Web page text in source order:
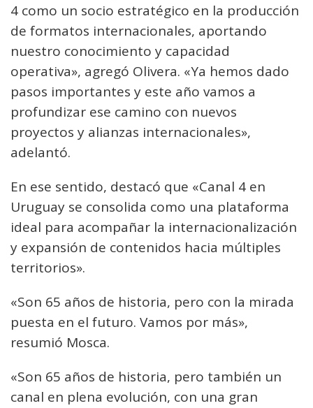
4 como un socio estratégico en la producción
de formatos internacionales, aportando
nuestro conocimiento y capacidad
operativa», agregó Olivera. «Ya hemos dado
pasos importantes y este año vamos a
profundizar ese camino con nuevos
proyectos y alianzas internacionales»,
adelantó.
En ese sentido, destacó que «Canal 4 en
Uruguay se consolida como una plataforma
ideal para acompañar la internacionalización
y expansión de contenidos hacia múltiples
territorios».
«Son 65 años de historia, pero con la mirada
puesta en el futuro. Vamos por más»,
resumió Mosca.
«Son 65 años de historia, pero también un
canal en plena evolución, con una gran